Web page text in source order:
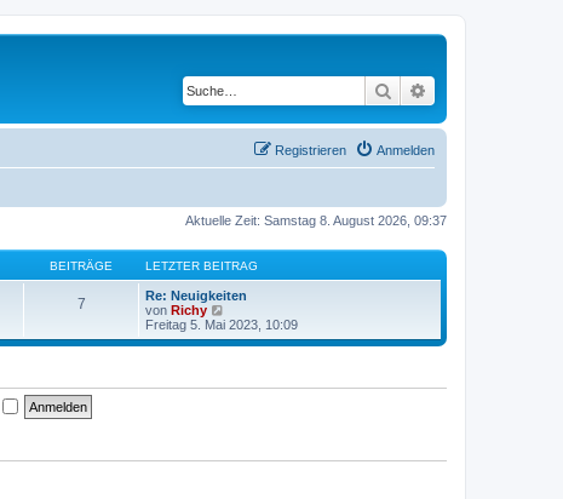
Suche
Anmelden
Registrieren
Aktuelle Zeit: Samstag 8. August 2026, 09:37
BEITRÄGE LETZTER BEITRAG
7
Re: Neuigkeiten
von Richy
e
u
Freitag 5. Mai 2023, 10:09